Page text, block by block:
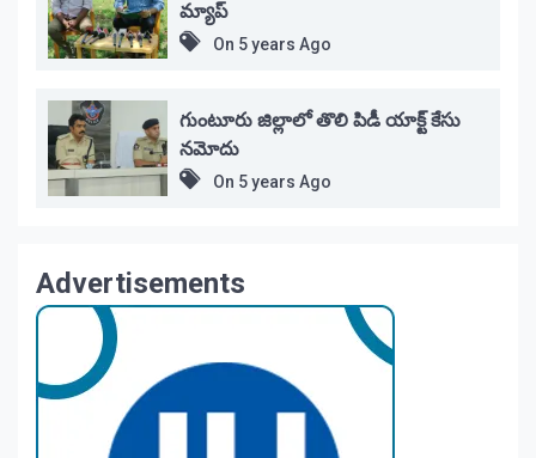
మ్యాప్
On 5 years Ago
గుంటూరు జిల్లాలో తొలి పిడీ యాక్ట్ కేసు
నమోదు
On 5 years Ago
Advertisements